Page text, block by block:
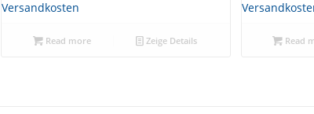
Versandkosten
Read more Zeige Details Read